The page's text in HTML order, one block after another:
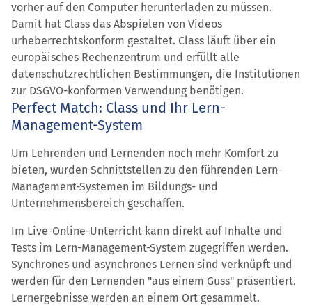
vorher auf den Computer herunterladen zu müssen.
Damit hat Class das Abspielen von Videos
urheberrechtskonform gestaltet. Class läuft über ein
europäisches Rechenzentrum und erfüllt alle
datenschutzrechtlichen Bestimmungen, die Institutionen
zur DSGVO-konformen Verwendung benötigen.
Perfect Match: Class und Ihr Lern-
Management-System
Um Lehrenden und Lernenden noch mehr Komfort zu
bieten, wurden Schnittstellen zu den führenden Lern-
Management-Systemen im Bildungs- und
Unternehmensbereich geschaffen.
Im Live-Online-Unterricht kann direkt auf Inhalte und
Tests im Lern-Management-System zugegriffen werden.
Synchrones und asynchrones Lernen sind verknüpft und
werden für den Lernenden "aus einem Guss" präsentiert.
Lernergebnisse werden an einem Ort gesammelt.